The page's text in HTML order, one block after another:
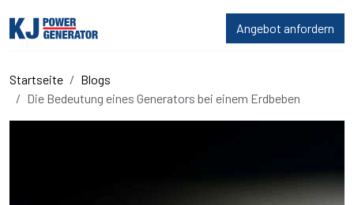
Angebot anfordern
Startseite
Blogs
Die Bedeutung eines Generators bei einem Erdbeben